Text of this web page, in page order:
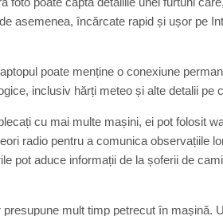
asemenea, încărcate rapid și ușor pe
poate menține o conexiune
inclusiv hărți meteo și alte detalii pe
cu mai multe mașini, ei pot folosit
radio pentru a comunica observațiile
pot aduce informații de la șoferii de
mult timp petrecut în mașină.